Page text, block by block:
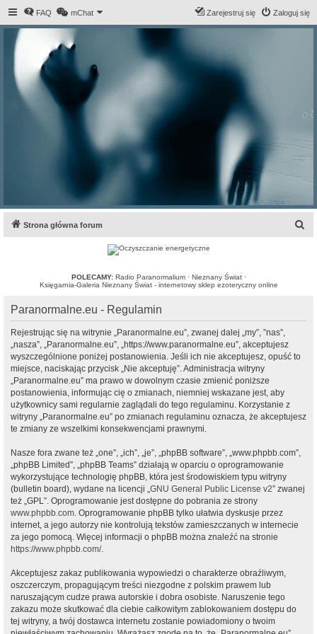
FAQ mChat Zaloguj się
Zarejestruj się
Strona główna forum
POLECAMY: Radio Paranormalium· Nieznany Świat·
Księgarnia-Galeria Nieznany Świat - internetowy sklep ezoteryczny online
Paranormalne.eu - Regulamin
Rejestrując się na witrynie „Paranormalne.eu”, zwanej dalej „my”, ”nas”,
„nasza”, „Paranormalne.eu”, „https://www.paranormalne.eu”, akceptujesz
wyszczególnione poniżej postanowienia. Jeśli ich nie akceptujesz, opuść to
miejsce, naciskając przycisk „Nie akceptuję”. Administracja witryny
„Paranormalne.eu” ma prawo w dowolnym czasie zmienić poniższe
postanowienia, informując cię o zmianach, niemniej wskazane jest, aby
użytkownicy sami regularnie zaglądali do tego regulaminu. Korzystanie z
witryny „Paranormalne.eu” po zmianach regulaminu oznacza, że akceptujesz
te zmiany ze wszelkimi konsekwencjami prawnymi.
Nasze fora zwane też „one”, „ich”, „je”, „phpBB software”, „www.phpbb.com”,
„phpBB Limited”, „phpBB Teams” działają w oparciu o oprogramowanie
wykorzystujące technologię phpBB, która jest środowiskiem typu witryny
(bulletin board), wydane na licencji „GNU General Public License v2” zwanej
też „GPL”. Oprogramowanie jest dostępne do pobrania ze strony
www.phpbb.com. Oprogramowanie phpBB tylko ułatwia dyskusje przez
internet, a jego autorzy nie kontrolują tekstów zamieszczanych w internecie
za jego pomocą. Więcej informacji o phpBB można znaleźć na stronie
https://www.phpbb.com/.
Akceptujesz zakaz publikowania wypowiedzi o charakterze obraźliwym,
oszczerczym, propagującym treści niezgodne z polskim prawem lub
naruszającym cudze prawa autorskie i dobra osobiste. Naruszenie tego
zakazu może skutkować dla ciebie całkowitym zablokowaniem dostępu do
tej witryny, a twój dostawca internetu zostanie powiadomiony o twoim